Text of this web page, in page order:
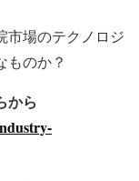
市場のテクノロジ
ものか？
から